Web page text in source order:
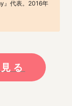
』代表。2016年
る